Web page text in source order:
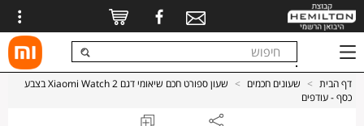
דף הבית > שעונים חכמים >
שעון ספורט חכם שיאומי דגם Xiaomi Watch 2 בצבע
כסף - עודפים